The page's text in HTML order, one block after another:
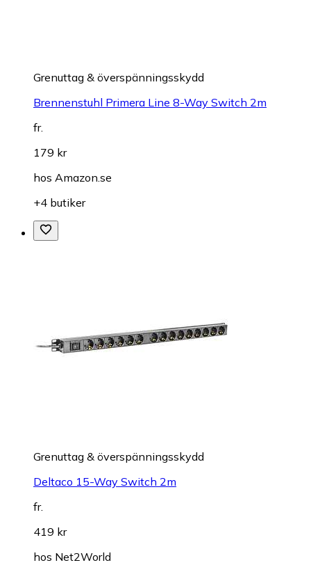
Grenuttag & överspänningsskydd
Brennenstuhl Primera Line 8-Way Switch 2m
fr.
179 kr
hos Amazon.se
+4 butiker
Grenuttag & överspänningsskydd
Deltaco 15-Way Switch 2m
fr.
419 kr
hos Net2World